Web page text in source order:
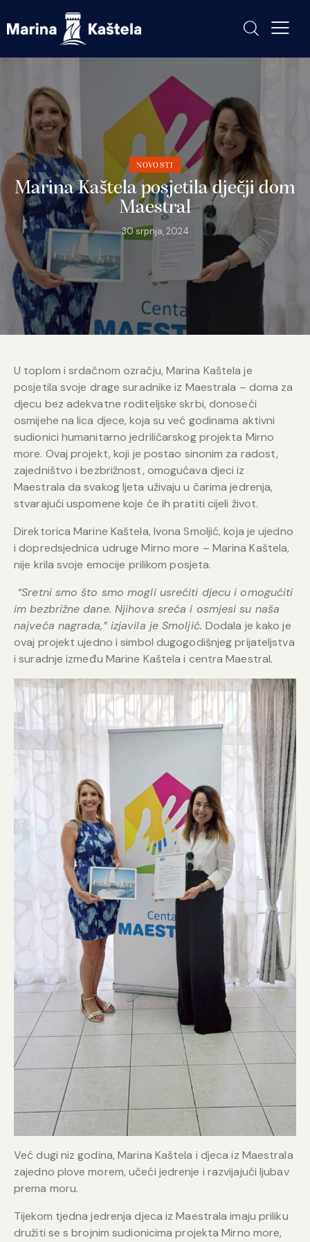
NOVOSTI
Marina Kaštela posjetila dječji dom
Maestral
30 srpnja, 2024
U toplom i srdačnom ozračju, Marina Kaštela je
posjetila svoje drage suradnike iz Maestrala – doma za
djecu bez adekvatne roditeljske skrbi, donoseći
osmijehe na lica djece, koja su već godinama aktivni
sudionici humanitarno jedriličarskog projekta Mirno
more. Ovaj projekt, koji je postao sinonim za radost,
zajedništvo i bezbrižnost, omogućava djeci iz
Maestrala da svakog ljeta uživaju u čarima jedrenja,
stvarajući uspomene koje će ih pratiti cijeli život.
Direktorica Marine Kaštela, Ivona Smoljić, koja je ujedno
i dopredsjednica udruge Mirno more – Marina Kaštela,
nije krila svoje emocije prilikom posjeta.
“Sretni smo što smo mogli usrećiti djecu i omogućiti
im bezbrižne dane. Njihova sreća i osmjesi su naša
najveća nagrada,” izjavila je Smoljić. Dodala je kako je
ovaj projekt ujedno i simbol dugogodišnjeg prijateljstva
i suradnje između Marine Kaštela i centra Maestral.
Već dugi niz godina, Marina Kaštela i djeca iz Maestrala
zajedno plove morem, učeći jedrenje i razvijajući ljubav
prema moru.
Tijekom tjedna jedrenja djeca iz Maestrala imaju priliku
družiti se s brojnim sudionicima projekta Mirno more,